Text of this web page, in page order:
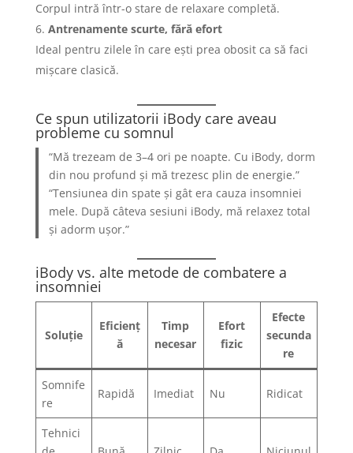
Corpul intră într-o stare de relaxare completă.
Antrenamente scurte, fără efort
Ideal pentru zilele în care ești prea obosit ca să faci
mișcare clasică.
Ce spun utilizatorii iBody care aveau
probleme cu somnul
“Mă trezeam de 3–4 ori pe noapte. Cu iBody, dorm
din nou profund și mă trezesc plin de energie.”
“Tensiunea din spate și gât era cauza insomniei
mele. După câteva sesiuni iBody, mă relaxez total
și adorm ușor.”
iBody vs. alte metode de combatere a
insomniei
Soluție
Eficienț
ă
Timp
necesar
Efort
fizic
Efecte
secunda
re
Somnife
re
Rapidă Imediat Nu Ridicat
Tehnici